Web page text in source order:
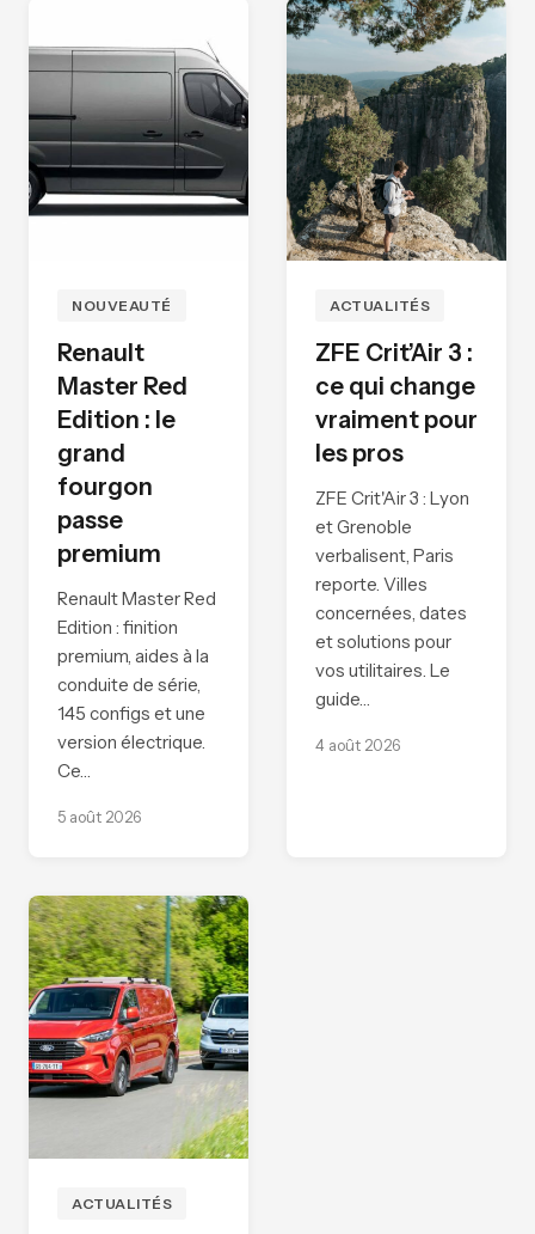
NOUVEAUTÉ
Renault
Master Red
Edition : le
grand
fourgon
passe
premium
Renault Master Red
Edition : finition
premium, aides à la
conduite de série,
145 configs et une
version électrique.
Ce…
5 août 2026
ACTUALITÉS
ZFE Crit’Air 3 :
ce qui change
vraiment pour
les pros
ZFE Crit'Air 3 : Lyon
et Grenoble
verbalisent, Paris
reporte. Villes
concernées, dates
et solutions pour
vos utilitaires. Le
guide…
4 août 2026
ACTUALITÉS